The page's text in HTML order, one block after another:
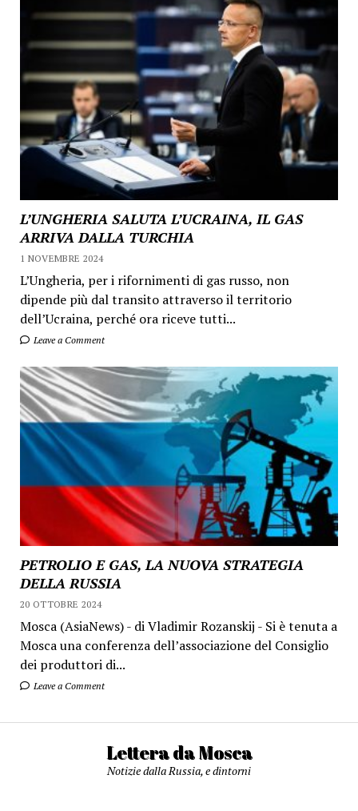
L’UNGHERIA SALUTA L’UCRAINA, IL GAS
ARRIVA DALLA TURCHIA
1 NOVEMBRE 2024
L’Ungheria, per i rifornimenti di gas russo, non
dipende più dal transito attraverso il territorio
dell’Ucraina, perché ora riceve tutti...
Leave a Comment
PETROLIO E GAS, LA NUOVA STRATEGIA
DELLA RUSSIA
20 OTTOBRE 2024
Mosca (AsiaNews) - di Vladimir Rozanskij - Si è tenuta a
Mosca una conferenza dell’associazione del Consiglio
dei produttori di...
Leave a Comment
Lettera da Mosca
Notizie dalla Russia, e dintorni